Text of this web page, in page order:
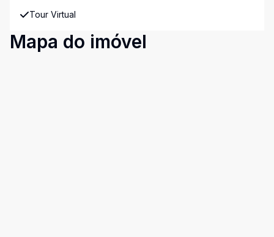
Tour Virtual
Mapa do imóvel